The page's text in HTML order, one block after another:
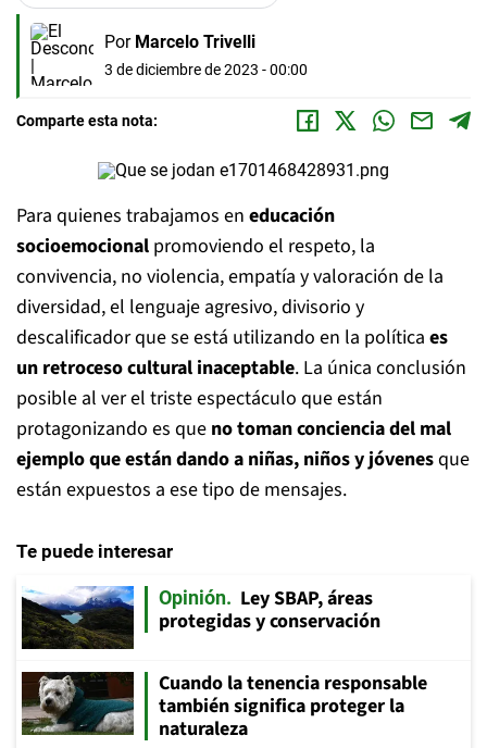
Por Marcelo Trivelli
3 de diciembre de 2023 - 00:00
Comparte esta nota:
Para quienes trabajamos en educación
socioemocional promoviendo el respeto, la
convivencia, no violencia, empatía y valoración de la
diversidad, el lenguaje agresivo, divisorio y
descalificador que se está utilizando en la política es
un retroceso cultural inaceptable. La única conclusión
posible al ver el triste espectáculo que están
protagonizando es que no toman conciencia del mal
ejemplo que están dando a niñas, niños y jóvenesque
están expuestos a ese tipo de mensajes.
Te puede interesar
Opinión
Ley SBAP, áreas
protegidas y conservación
Cuando la tenencia responsable
también significa proteger la
naturaleza